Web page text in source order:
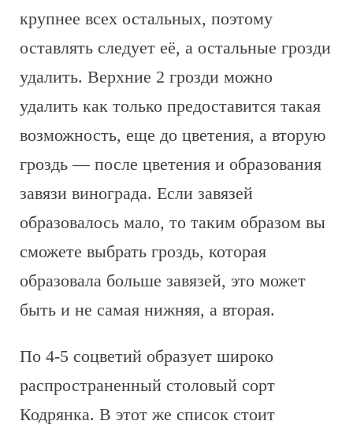
крупнее всех остальных, поэтому
оставлять следует её, а остальные грозди
удалить. Верхние 2 грозди можно
удалить как только предоставится такая
возможность, еще до цветения, а вторую
гроздь — после цветения и образования
завязи винограда. Если завязей
образовалось мало, то таким образом вы
сможете выбрать гроздь, которая
образовала больше завязей, это может
быть и не самая нижняя, а вторая.
По 4-5 соцветий образует широко
распространенный столовый сорт
Кодрянка. В этот же список стоит